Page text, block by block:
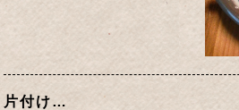
片付け…